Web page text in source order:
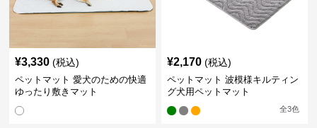
¥3,330 (税込)
ペットマット 愛犬のための快適
ゆったり敷きマット
¥2,170 (税込)
ペットマット 波模様キルティン
グ犬用ペットマット
全3色